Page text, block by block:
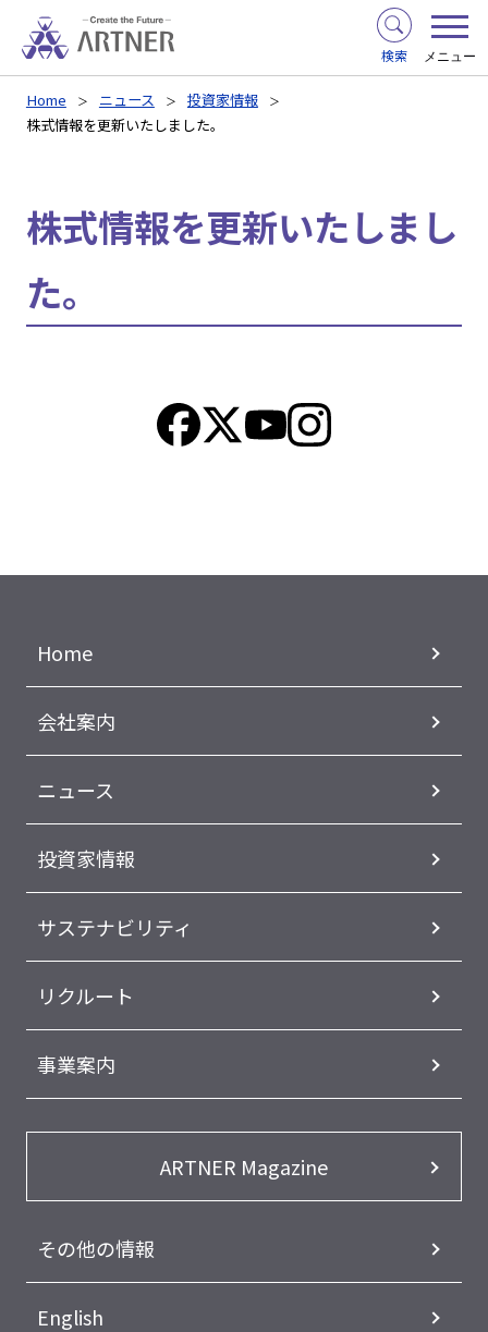
検索 メニュー
Home ニュース
投資家情報
株式情報を更新いたしました。
株式情報を更新いたしまし
た。
Home
会社案内
ニュース
投資家情報
サステナビリティ
リクルート
事業案内
ARTNER Magazine
その他の情報
English